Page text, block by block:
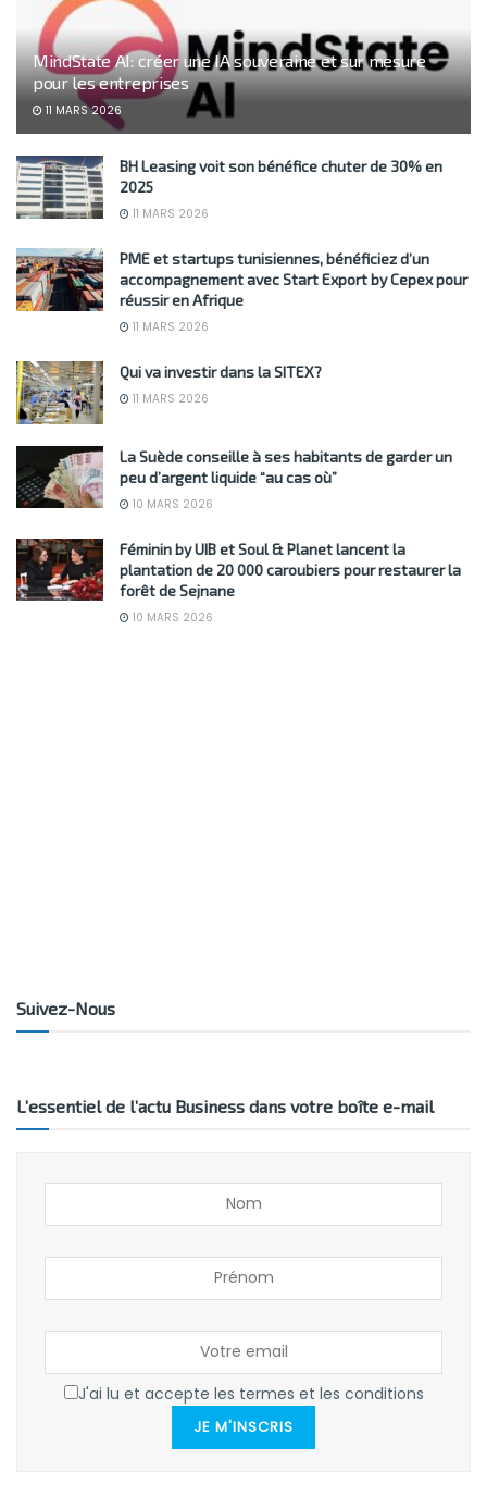
MindState AI: créer une IA souveraine et sur mesure
pour les entreprises
11 MARS 2026
BH Leasing voit son bénéfice chuter de 30% en
2025
11 MARS 2026
PME et startups tunisiennes, bénéficiez d’un
accompagnement avec Start Export by Cepex pour
réussir en Afrique
11 MARS 2026
Qui va investir dans la SITEX?
11 MARS 2026
La Suède conseille à ses habitants de garder un
peu d’argent liquide “au cas où”
10 MARS 2026
Féminin by UIB et Soul & Planet lancent la
plantation de 20 000 caroubiers pour restaurer la
forêt de Sejnane
10 MARS 2026
Suivez-Nous
L’essentiel de l’actu Business dans votre boîte e-mail
J'ai lu et accepte les termes et les conditions
JE M'INSCRIS